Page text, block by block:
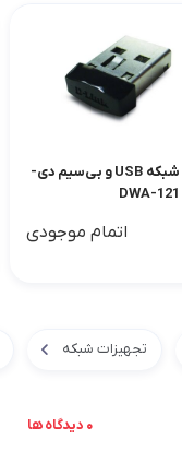
کارت شبکه USB و بی‌سیم دی-
اتمام موجودی
تجهیزات شبکه
0 دیدگاه ها